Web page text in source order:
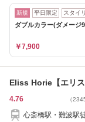
新規 平日限定 スタイ
ダブルカラー(ダメージ
￥7,900
Eliss Horie【エリス
4.76 （
心斎橋駅・難波駅